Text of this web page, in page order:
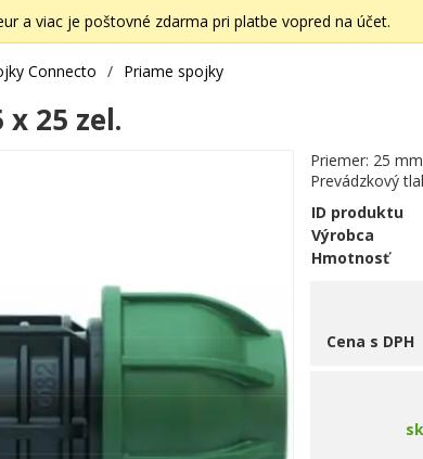
a viac je poštovné zdarma pri platbe vopred na účet.
Connecto / Priame spojky
25 zel.
Priemer: 25 mm
Prevádzkový
ID produktu
Výrobca
Hmotnosť
Cena s DPH